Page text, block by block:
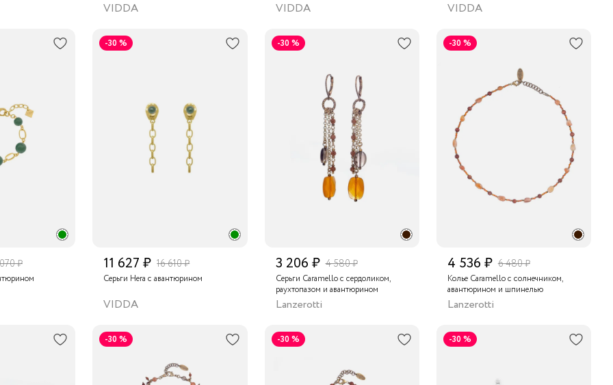
VIDDA VIDDA VIDDA
₽
-30 %
11 627 ₽ 16 610 ₽
Серьги Hera с авантюрином
VIDDA
-30 %
3 206 ₽ 4 580 ₽
Серьги Caramello с сердоликом,
раухтопазом и авантюрином
Lanzerotti
-30 %
4 536 ₽ 6 480 ₽
Колье Caramello с солнечником,
авантюрином и шпинелью
Lanzerotti
-30 % -30 % -30 %